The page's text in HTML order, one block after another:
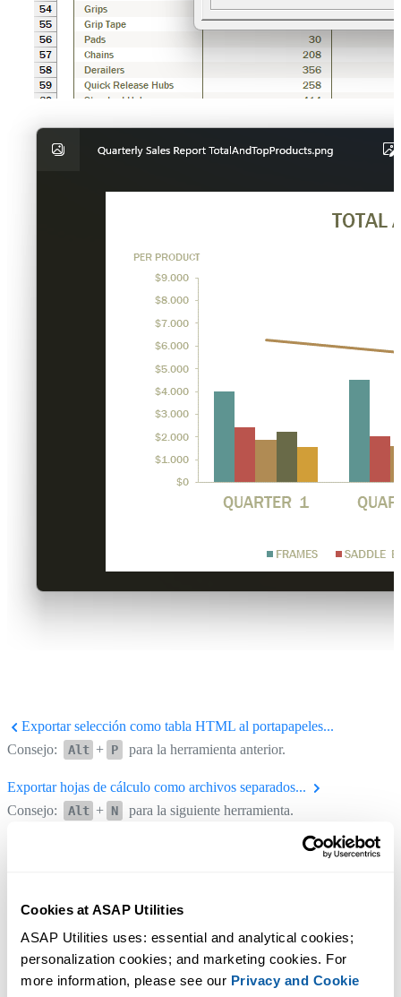
Cookies at ASAP Utilities
ASAP Utilities uses: essential and analytical cookies;
personalization cookies; and marketing cookies. For
more information, please see our Privacy and Cookie
Exportar selección como tabla HTML al portapapeles...
Consejo:
Alt + P para la herramienta anterior.
Exportar hojas de cálculo como archivos separados...
Consejo:
Alt + N para la siguiente herramienta.